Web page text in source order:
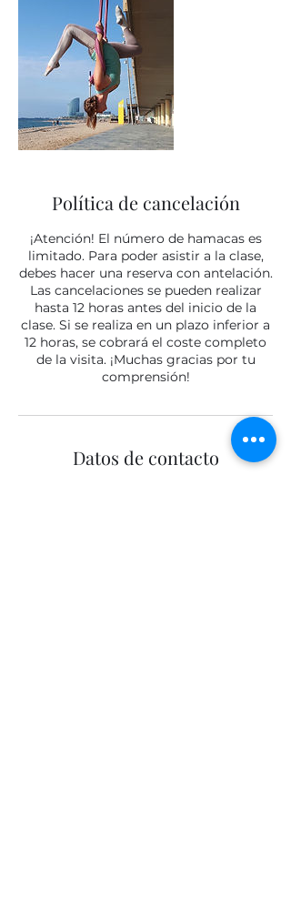
Política de cancelación
¡Atención! El número de hamacas es
limitado. Para poder asistir a la clase,
debes hacer una reserva con antelación.
Las cancelaciones se pueden realizar
hasta 12 horas antes del inicio de la
clase. Si se realiza en un plazo inferior a
12 horas, se cobrará el coste completo
de la visita. ¡Muchas gracias por tu
comprensión!
Datos de contacto